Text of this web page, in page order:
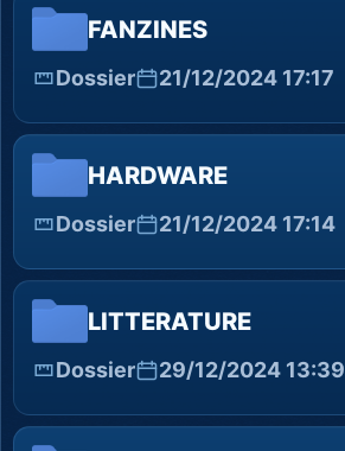
FANZINES
Dossier 21/12/2024 17:17
HARDWARE
Dossier 21/12/2024 17:14
LITTERATURE
Dossier 29/12/2024 13:39